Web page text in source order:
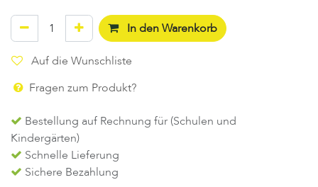
In den Warenkorb
Auf die Wunschliste
Fragen zum Produkt?
Bestellung auf Rechnung für (Schulen und
Kindergärten)
Schnelle Lieferung
Sichere Bezahlung